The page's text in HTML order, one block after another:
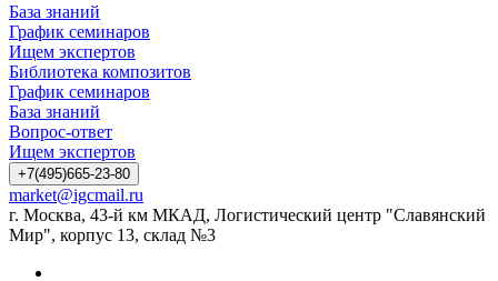
База знаний
График семинаров
Ищем экспертов
Библиотека композитов
График семинаров
База знаний
Вопрос-ответ
Ищем экспертов
+7(495)665-23-80
market@igcmail.ru
г. Москва, 43-й км МКАД, Логистический центр "Славянский
Мир", корпус 13, склад №3